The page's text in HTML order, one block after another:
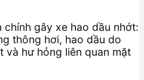
chính gây xe hao dầu nhớt:
thông hơi, hao dầu do
hư hỏng liên quan mặt